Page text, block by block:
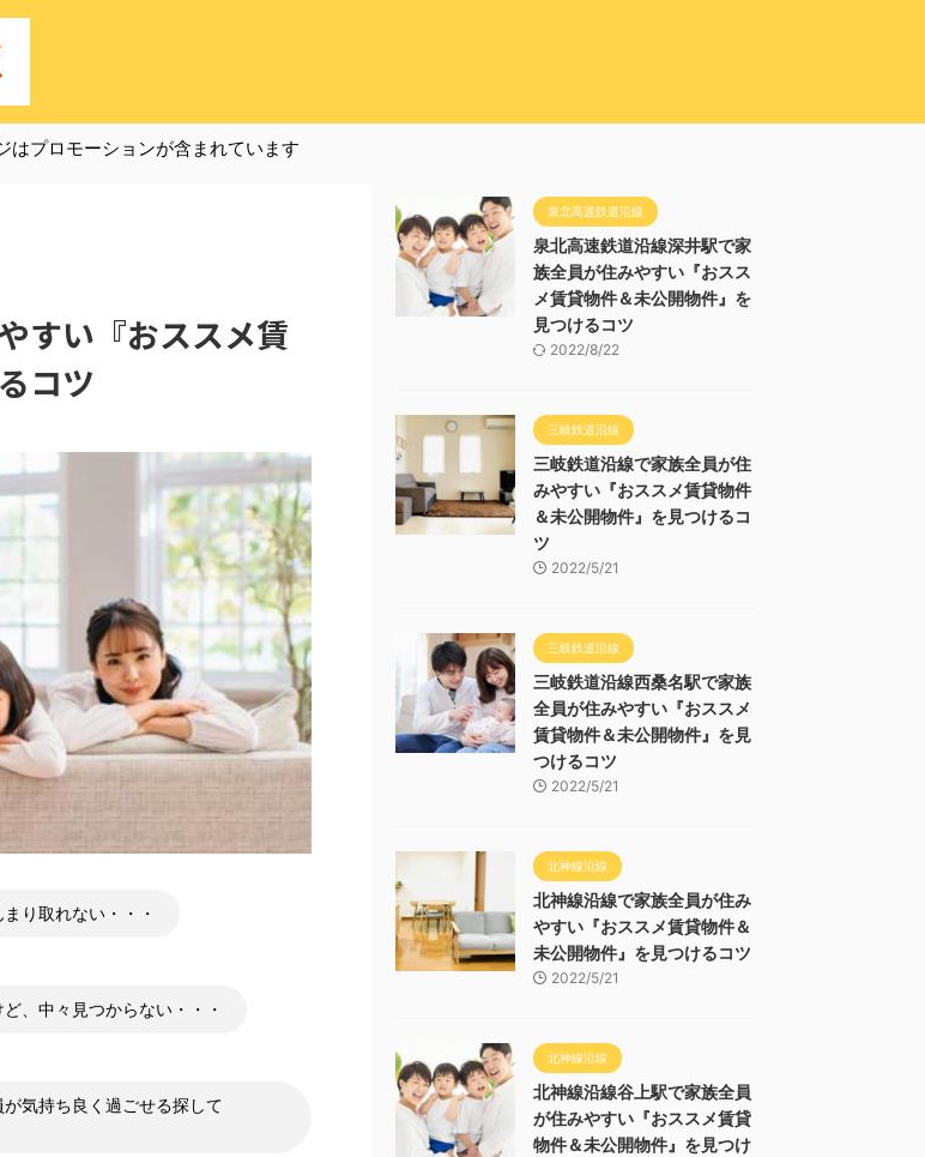
はプロモーションが含まれています
すい『おススメ賃
コツ
り取れない・・・
、中々見つからない・・・
気持ち良く過ごせる探して
泉北高速鉄道沿線
泉北高速鉄道沿線深井駅で家
族全員が住みやすい『おスス
メ賃貸物件＆未公開物件』を
見つけるコツ
2022/8/22
三岐鉄道沿線
三岐鉄道沿線で家族全員が住
みやすい『おススメ賃貸物件
＆未公開物件』を見つけるコ
ツ
2022/5/21
三岐鉄道沿線
三岐鉄道沿線西桑名駅で家族
全員が住みやすい『おススメ
賃貸物件＆未公開物件』を見
つけるコツ
2022/5/21
北神線沿線
北神線沿線で家族全員が住み
やすい『おススメ賃貸物件＆
未公開物件』を見つけるコツ
2022/5/21
北神線沿線
北神線沿線谷上駅で家族全員
が住みやすい『おススメ賃貸
物件＆未公開物件』を見つけ